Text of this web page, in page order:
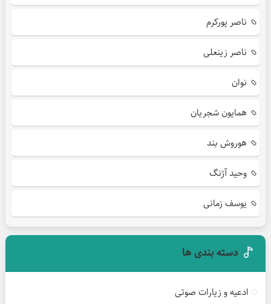
ناصر پورکرم
ناصر زینعلی
نوان
همایون شجریان
هوروش بند
وحید آژنگ
یوسف زمانی
دسته بندی ها
ادعیه و زیارات صوتی